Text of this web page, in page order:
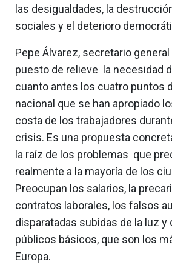
las desigualdades, la
sociales y el deterioro
Pepe Álvarez, secretario general
puesto de relieve la necesidad
cuanto antes los cuatro puntos
nacional que se han apropiado
costa de los trabajadores
crisis. Es una propuesta
la raíz de los problemas que
realmente a la mayoría de los
Preocupan los salarios, la
contratos laborales, los falsos
disparatadas subidas de la luz
públicos básicos, que son los
Europa.